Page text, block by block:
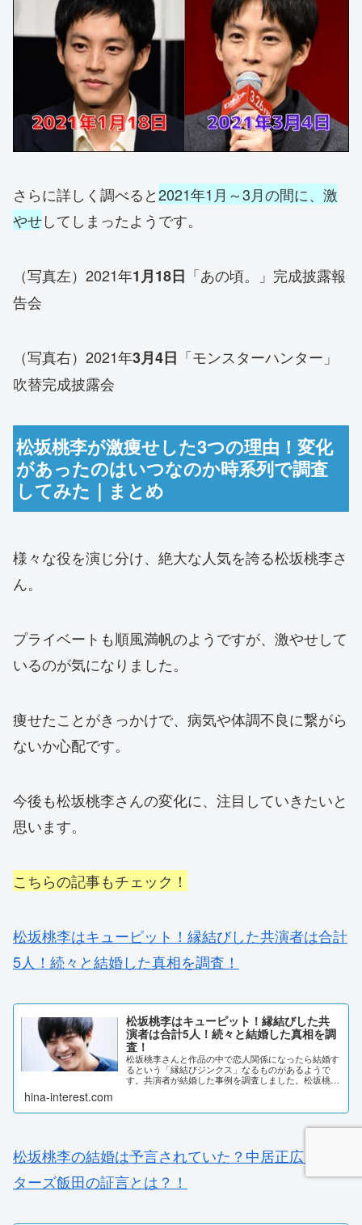
さらに詳しく調べると2021年1月～3月の間に、激
やせしてしまったようです。
（写真左）2021年1月18日 「あの頃。」完成披露報
告会
（写真右）2021年3月4日 「モンスターハンター」
吹替完成披露会
松坂桃李が激痩せした3つの理由！変化
があったのはいつなのか時系列で調査
してみた｜まとめ
様々な役を演じ分け、絶大な人気を誇る松坂桃李さ
ん。
プライベートも順風満帆のようですが、激やせして
いるのが気になりました。
痩せたことがきっかけで、病気や体調不良に繋がら
ないか心配です。
今後も松坂桃李さんの変化に、注目していきたいと
思います。
こちらの記事もチェック！
松坂桃李はキューピット！縁結びした共演者は合計
5人！続々と結婚した真相を調査！
松坂桃李はキューピット！縁結びした共
演者は合計5人！続々と結婚した真相を調
査！
松坂桃李さんと作品の中で恋人関係になったら結婚す
るという「縁結びジンクス」なるものがあるようで
す。共演者が結婚した事例を調査しました。松坂桃李
はキューピット！縁結びした共演者は合計5人！作品
続々...
hina-interest.com
松坂桃李の結婚は予言されていた？中居正広とゲッ
ターズ飯田の証言とは？！